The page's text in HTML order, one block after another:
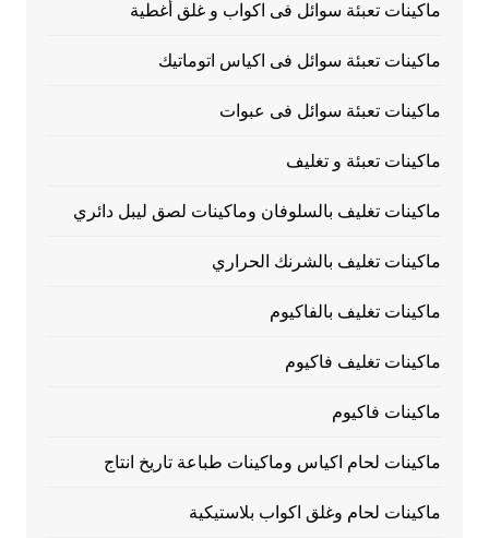
ماكينات تعبئة سوائل فى اكواب و غلق أغطية
ماكينات تعبئة سوائل فى اكياس اتوماتيك
ماكينات تعبئة سوائل فى عبوات
ماكينات تعبئة و تغليف
ماكينات تغليف بالسلوفان وماكينات لصق ليبل دائري
ماكينات تغليف بالشرنك الحراري
ماكينات تغليف بالفاكيوم
ماكينات تغليف فاكيوم
ماكينات فاكيوم
ماكينات لحام اكياس وماكينات طباعة تاريخ انتاج
ماكينات لحام وغلق اكواب بلاستيكية